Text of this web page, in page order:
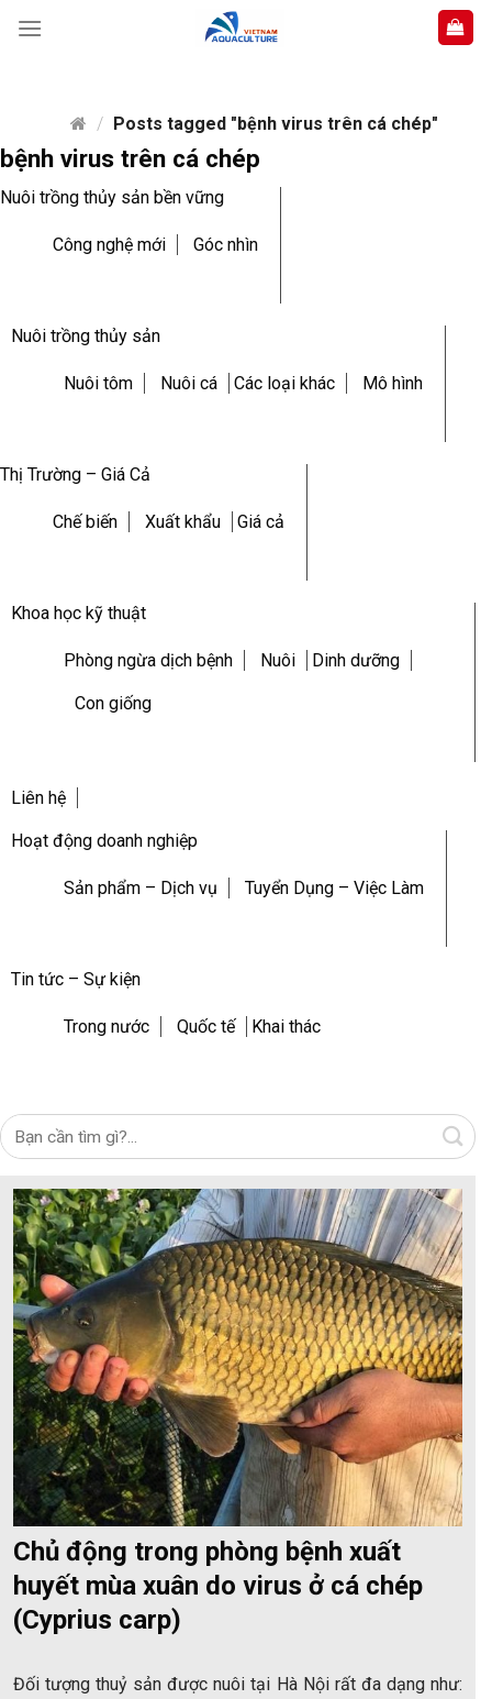
/ Posts tagged "bệnh virus trên cá chép"
bệnh virus trên cá chép
Nuôi trồng thủy sản bền vững
Công nghệ mới Góc nhìn
Nuôi trồng thủy sản
Nuôi tôm Nuôi cá Các loại khác Mô hình
Thị Trường – Giá Cả
Chế biến Xuất khẩu Giá cả
Khoa học kỹ thuật
Phòng ngừa dịch bệnh Nuôi Dinh dưỡng
Con giống
Liên hệ
Hoạt động doanh nghiệp
Sản phẩm – Dịch vụ Tuyển Dụng – Việc Làm
Tin tức – Sự kiện
Trong nước Quốc tế Khai thác
Chủ động trong phòng bệnh xuất
huyết mùa xuân do virus ở cá chép
(Cyprius carp)
Đối tượng thuỷ sản được nuôi tại Hà Nội rất đa dạng như: